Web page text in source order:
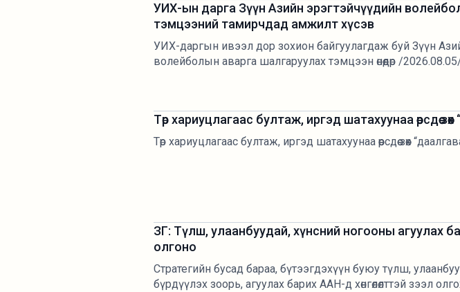
УИХ-ын дарга Зүүн Азийн эрэгтэйчүүдийн
тэмцээний тамирчдад амжилт хүсэв
УИХ-даргын ивээл дор зохион байгуулагдаж буй Зүүн
волейболын аварга шалгаруулах тэмцээн өнөөдөр /
Төр хариуцлагаас бултаж, иргэд шатахуунаа өөрсдөө
Төр хариуцлагаас бултаж, иргэд шатахуунаа өөрсдөө зөөх
ЗГ: Түлш, улаанбуудай, хүнсний ногооны агуулах
олгоно
Стратегийн бусад бараа, бүтээгдэхүүн буюу түлш,
бүрдүүлэх зоорь, агуулах барих ААН-д хөнгөлөлттэй зээл